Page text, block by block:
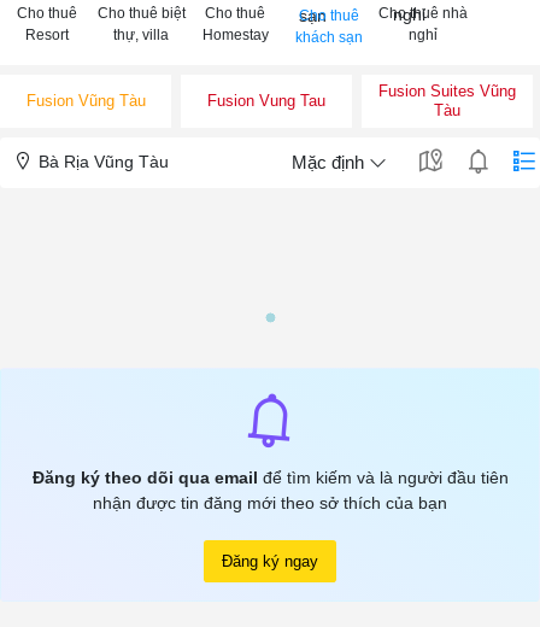
Cho thuê
Resort
Cho thuê biệt
thự, villa
Cho thuê
Homestay
Cho thuê
khách sạn
Cho thuê nhà
nghỉ
Fusion Vũng Tàu Fusion Vung Tau
Fusion Suites Vũng
Tàu
Bà Rịa Vũng Tàu Mặc định
Đăng ký theo dõi qua email để tìm kiếm và là người đầu tiên
nhận được tin đăng mới theo sở thích của bạn
Đăng ký ngay